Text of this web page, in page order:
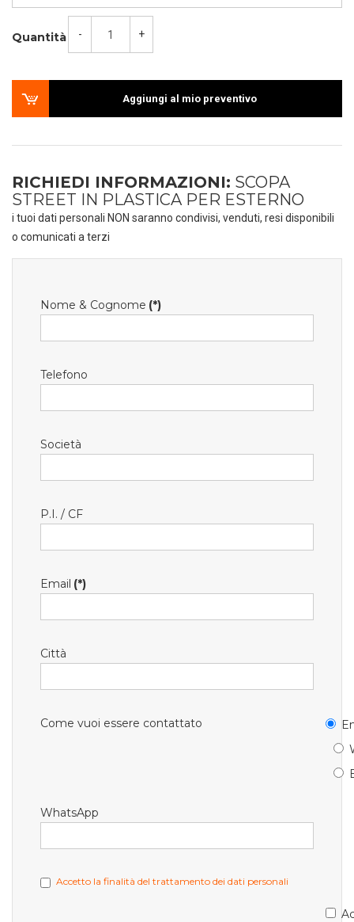
Quantità - +
Aggiungi al mio preventivo
RICHIEDI INFORMAZIONI: SCOPA
STREET IN PLASTICA PER ESTERNO
i tuoi dati personali NON saranno condivisi, venduti, resi disponibili
o comunicati a terzi
Nome & Cognome (*)
Telefono
Società
P.I. / CF
Email (*)
Città
Come vuoi essere contattato
WhatsApp
Accetto la finalità del trattamento dei dati personali